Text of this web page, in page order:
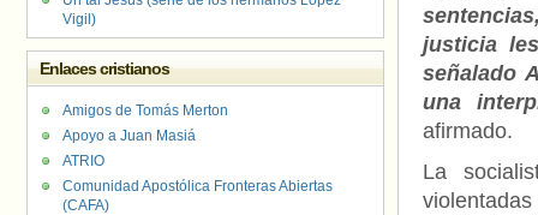
justicia
señalado
una
afirmado.
La
Vigil)
Enlaces cristianos
Amigos de Tomás Merton
Apoyo a Juan Masiá
ATRIO
Comunidad Apostólica Fronteras Abiertas
(CAFA)